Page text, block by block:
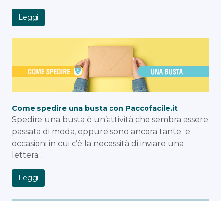
Leggi
Come spedire una busta con Paccofacile.it
Spedire una busta è un’attività che sembra essere
passata di moda, eppure sono ancora tante le
occasioni in cui c’è la necessità di inviare una
lettera…
Leggi